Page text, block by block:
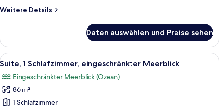
anzeigen
Weitere Details
Weitere
Suite,
1 King-
Bett,
Meerblick
Daten auswählen und Preise sehen
Alle
Fotos
für
Suite,
Hochwertige Bettwaren, Minibar,
3
Suite, 1 Schlafzimmer, eingeschränkter Meerblick
Eingeschränkter Meerblick (Ozean)
86 m²
1 Schlafzimmer